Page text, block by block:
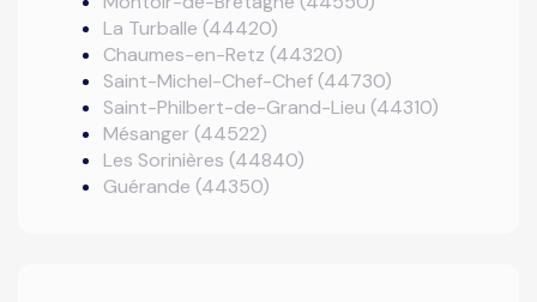
La Turballe (44420)
Chaumes-en-Retz (44320)
Saint-Michel-Chef-Chef (44730)
Saint-Philbert-de-Grand-Lieu (44310)
Mésanger (44522)
Les Sorinières (44840)
Guérande (44350)